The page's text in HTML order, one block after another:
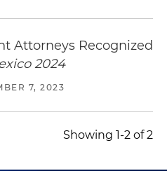
Attorneys Recognized
2024
7, 2023
Showing 1-2 of 2